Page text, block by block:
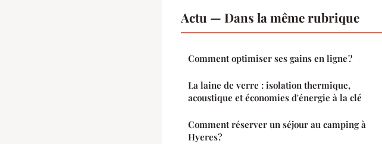
Actu — Dans la même rubrique
Comment optimiser ses gains en ligne ?
La laine de verre : isolation thermique,
acoustique et économies d'énergie à la clé
Comment réserver un séjour au camping à
Hyeres?